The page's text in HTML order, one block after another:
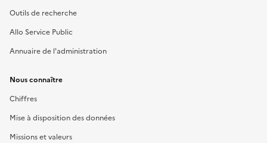
Outils de recherche
Allo Service Public
Annuaire de l'administration
Nous connaître
Chiffres
Mise à disposition des données
Missions et valeurs